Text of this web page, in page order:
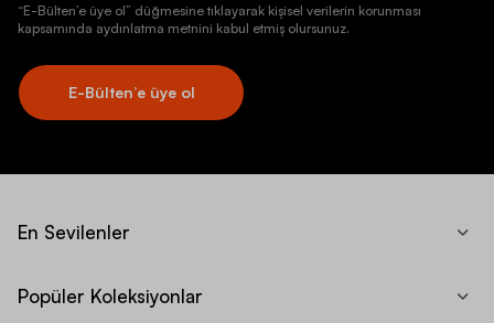
“E-Bülten’e üye ol” düğmesine tıklayarak kişisel verilerin korunması
kapsamında aydınlatma metnini kabul etmiş olursunuz.
E-Bülten’e üye ol
En Sevilenler
Popüler Koleksiyonlar